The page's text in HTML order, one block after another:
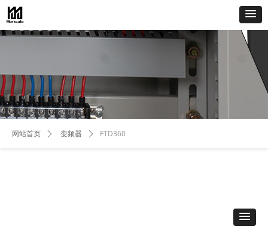
网站首页 ꄲ 变频器 ꄲ FTD360